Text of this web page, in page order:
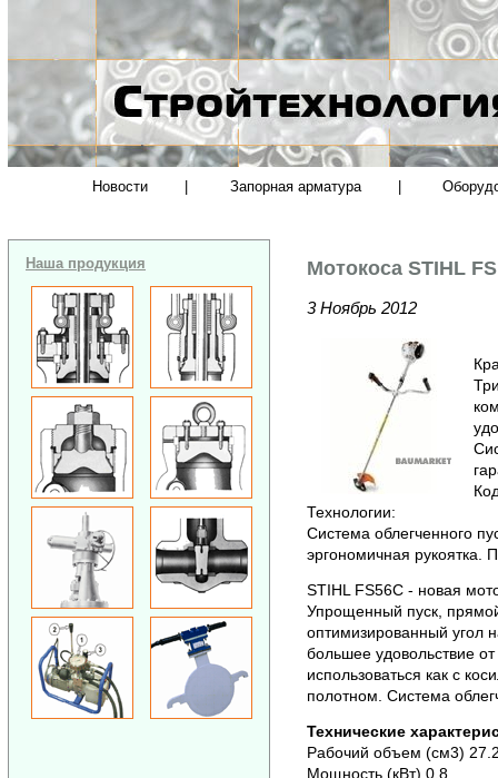
Новости Запорная арматура
Наша продукция Мотокоса STIHL
3 Ноябрь 2012
Технологии:
Система облегченного
эргономичная рукоятка.
STIHL FS56C - новая
Упрощенный пуск,
оптимизированный угол
большее удовольствие
использоваться как с
полотном. Система
Технические
Рабочий объем (см3)
Мощность (кВт) 0.8